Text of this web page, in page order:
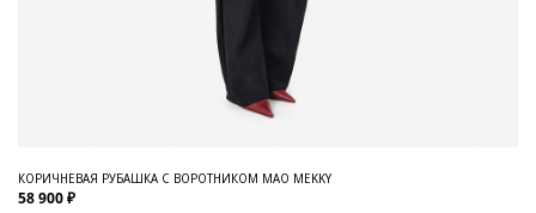
КОРИЧНЕВАЯ РУБАШКА С ВОРОТНИКОМ МАО MEKKY
58 900 ₽